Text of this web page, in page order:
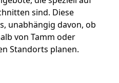
sind. Diese
unabhängig davon, ob
von Tamm oder
Standorts planen.